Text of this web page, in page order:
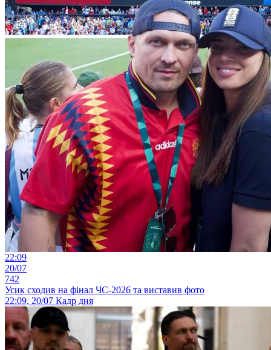
22:09
20/07
742
Усик сходив на фінал ЧС-2026 та виставив фото
22:09, 20/07 Кадр дня